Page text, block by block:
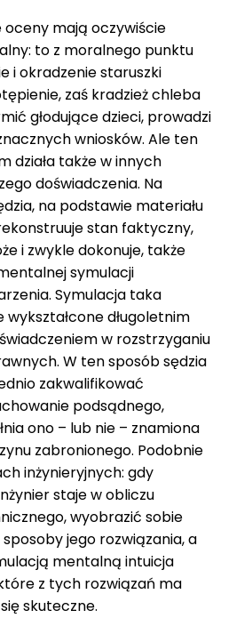
oceny mają oczywiście
to z moralnego punktu
i okradzenie staruszki
zaś kradzież chleba
głodujące dzieci, prowadzi
wniosków. Ale ten
działa także w innych
doświadczenia. Na
na podstawie materiału
stan faktyczny,
i zwykle dokonuje, także
symulacji
Symulacja taka
wykształcone długoletnim
w rozstrzyganiu
W ten sposób sędzia
zakwalifikować
podsądnego,
ono – lub nie – znamiona
zabronionego. Podobnie
inżynieryjnych: gdy
staje w obliczu
wyobrazić sobie
jego rozwiązania, a
mentalną intuicja
z tych rozwiązań ma
skuteczne.